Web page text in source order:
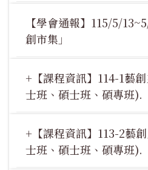
【學會通報】115/5/
創市集」
+【課程資訊】114-1藝
士班、碩士班、碩專班).
+【課程資訊】113-2藝
士班、碩士班、碩專班).